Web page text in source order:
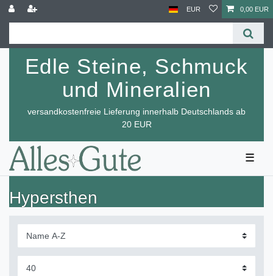
EUR 0,00 EUR
Edle Steine, Schmuck
und Mineralien
versandkostenfreie Lieferung innerhalb Deutschlands ab
20 EUR
☰
Hypersthen